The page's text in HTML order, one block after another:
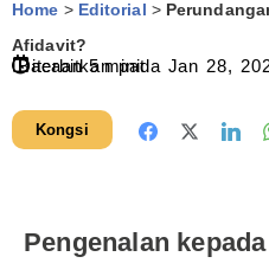
Home > Editorial >
Afidavit?
Diterbitkan pada Jan 28,
Bacaan5 minit
Kongsi
Pengenalan